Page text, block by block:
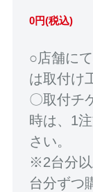
0円(税込)
○店舗に
は取付け
〇取付チ
時は、1
さい。
※2台分以
台分ずつ